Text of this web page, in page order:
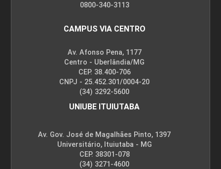
0800-340-3113
CAMPUS VIA CENTRO
Av. Afonso Pena, 1177
Centro - Uberlândia/MG
CEP. 38.400-706
CNPJ - 25.452.301/0004-20
(34) 3292-5600
UNIUBE ITUIUTABA
Av. Gov. José de Magalhães Pinto, 1397
Universitário, Ituiutaba - MG
CEP. 38301-078
(34) 3271-4600